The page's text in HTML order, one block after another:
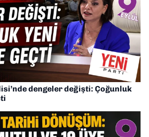
dengeler değişti: Çoğunluk